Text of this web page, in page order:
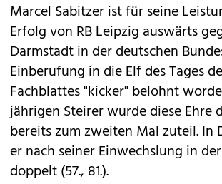
Marcel Sabitzer ist für seine
Erfolg von RB Leipzig auswärts
Darmstadt in der deutschen
Einberufung in die Elf des Tages
Fachblattes "kicker" belohnt
jährigen Steirer wurde diese Ehre
bereits zum zweiten Mal zuteil. In
er nach seiner Einwechslung in
doppelt (57., 81.).